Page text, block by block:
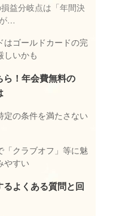
益分岐点は「年間決
…
はゴールドカードの完
しいかも
！年会費無料の
定の条件を満たさない
「クラブオフ」等に魅
やすい
よくある質問と回